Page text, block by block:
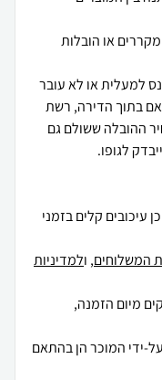
או הובלות
למעלית או לא עובר
אם בתוך הדירה, רשת
ההובלה ששולם גם
לגופו.
עיכובים קלים בזמני
המשלוחים, ולמדיניות
ידי המוכר הן בהתאם